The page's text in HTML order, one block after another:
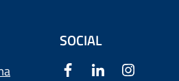
SOCIAL